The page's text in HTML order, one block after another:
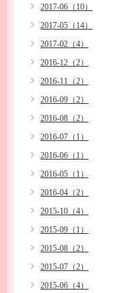
2017-06（10）
2017-05（14）
2017-02（4）
2016-12（2）
2016-11（2）
2016-09（2）
2016-08（2）
2016-07（1）
2016-06（1）
2016-05（1）
2016-04（2）
2015-10（4）
2015-09（1）
2015-08（2）
2015-07（2）
2015-06（4）